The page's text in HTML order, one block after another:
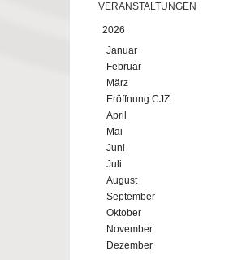
VERANSTALTUNGEN
2026
Januar
Februar
März
Eröffnung CJZ
April
Mai
Juni
Juli
August
September
Oktober
November
Dezember